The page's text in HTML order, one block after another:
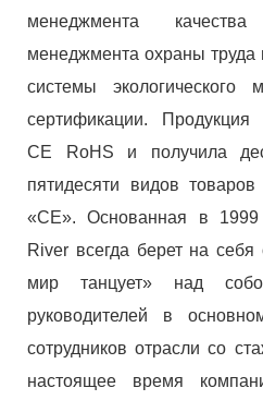
менеджмента
менеджмента охраны труда
системы экологического
сертификации.
CE RoHS и получила
пятидесяти видов
«CE». Основанная в 1999
River всегда берет на себя
мир танцует» над
руководителей в
сотрудников отрасли со
настоящее время